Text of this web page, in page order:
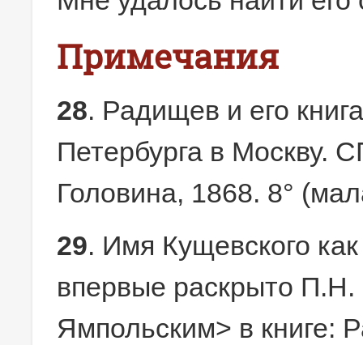
Примечания
28. Радищев и его
Петербурга в Москву.
Головина, 1868. 8°
29. Имя Кущевского
впервые раскрыто
Ямпольским> в книге: